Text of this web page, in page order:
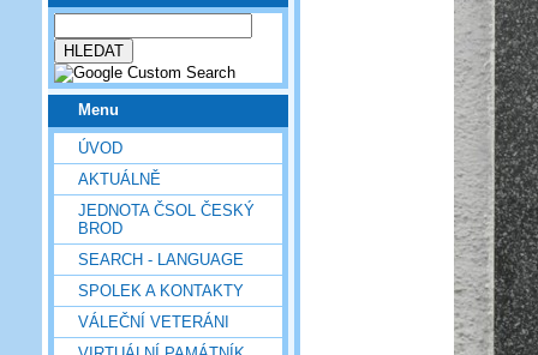
Menu
ÚVOD
AKTUÁLNĚ
JEDNOTA ČSOL ČESKÝ
BROD
SEARCH - LANGUAGE
SPOLEK A KONTAKTY
VÁLEČNÍ VETERÁNI